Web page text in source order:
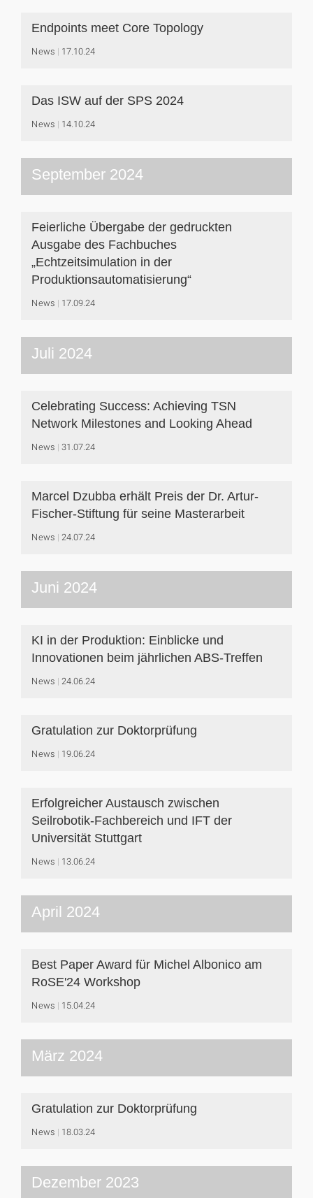
Endpoints meet Core Topology
News 17.10.24
Das ISW auf der SPS 2024
News 14.10.24
September 2024
Feierliche Übergabe der gedruckten
Ausgabe des Fachbuches
„Echtzeitsimulation in der
Produktionsautomatisierung“
News 17.09.24
Juli 2024
Celebrating Success: Achieving TSN
Network Milestones and Looking Ahead
News 31.07.24
Marcel Dzubba erhält Preis der Dr. Artur-
Fischer-Stiftung für seine Masterarbeit
News 24.07.24
Juni 2024
KI in der Produktion: Einblicke und
Innovationen beim jährlichen ABS-Treffen
News 24.06.24
Gratulation zur Doktorprüfung
News 19.06.24
Erfolgreicher Austausch zwischen
Seilrobotik-Fachbereich und IFT der
Universität Stuttgart
News 13.06.24
April 2024
Best Paper Award für Michel Albonico am
RoSE'24 Workshop
News 15.04.24
März 2024
Gratulation zur Doktorprüfung
News 18.03.24
Dezember 2023